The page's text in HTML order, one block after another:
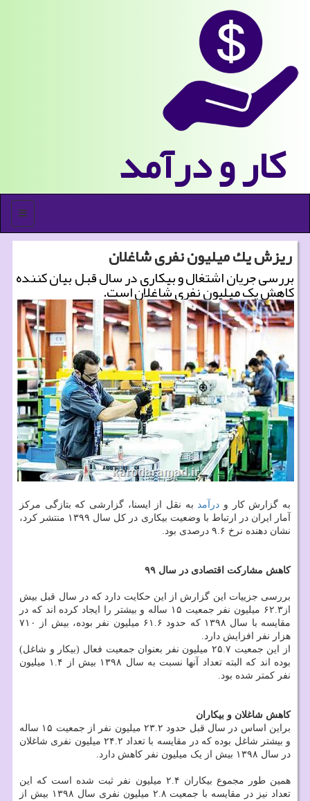
كار و درآمد
منو
ریزش یك میلیون نفری شاغلان
بررسی جریان اشتغال و بیکاری در سال قبل بیان کننده
کاهش یک میلیون نفری شاغلان است.
به گزارش کار و درآمدبه نقل از ایسنا، گزارشی که بتازگی مرکز
آمار ایران در ارتباط با وضعیت بیکاری در کل سال ۱۳۹۹ منتشر کرد،
نشان دهنده نرخ ۹.۶ درصدی بود.
کاهش مشارکت اقتصادی در سال ۹۹
بررسی جزییات این گزارش از این حکایت دارد که در سال قبل بیش
از۶۲.۳ میلیون نفر جمعیت ۱۵ ساله و بیشتر را ایجاد کرده اند که در
مقایسه با سال ۱۳۹۸ که حدود ۶۱.۶ میلیون نفر بوده، بیش از ۷۱۰
هزار نفر افزایش دارد.
از این جمعیت ۲۵.۷ میلیون نفر بعنوان جمعیت فعال (بیکار و شاغل)
بوده اند که البته تعداد آنها نسبت به سال ۱۳۹۸ بیش از ۱.۴ میلیون
نفر کمتر شده بود.
کاهش شاغلان و بیکاران
براین اساس در سال قبل حدود ۲۳.۲ میلیون نفر از جمعیت ۱۵ ساله
و بیشتر شاغل بوده که در مقایسه با تعداد ۲۴.۲ میلیون نفری شاغلان
در سال ۱۳۹۸ بیش از یک میلیون نفر کاهش دارد.
همین طور مجموع بیکاران ۲.۴ میلیون نفر ثبت شده است که این
تعداد نیز در مقایسه با جمعیت ۲.۸ میلیون نفری سال ۱۳۹۸ بیش از